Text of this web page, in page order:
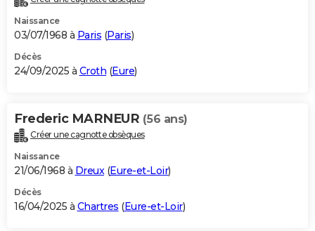
Destinations
City break
Voyage nature
Voyage de noces
Forum
Climat
+PHOTO
GUIDES D'ACHAT
BONS PLANS
Carte de Noël
Carte Bonne année
Carte Saint-Valentin
Carte Pâques
Carte d'anniversaire
DICTIONNAIRE
Dictionnaire
Biographies
Citations
Expressions
Proverbes
PROGRAMME TV
S'inscrire
Se connecter
Lycées
Collèges
Primaires
Universités
Entreprises
Service militaire
Avis de recherche
AVIS DE DÉCÈS
Naissance
03/07/1968 à Paris (Paris)
Décès
24/09/2025 à Croth (Eure)
Frederic MARNEUR (56 ans)
Créer une cagnotte obsèques
Naissance
21/06/1968 à Dreux(Eure-et-Loir)
Décès
16/04/2025 à Chartres (Eure-et-Loir)